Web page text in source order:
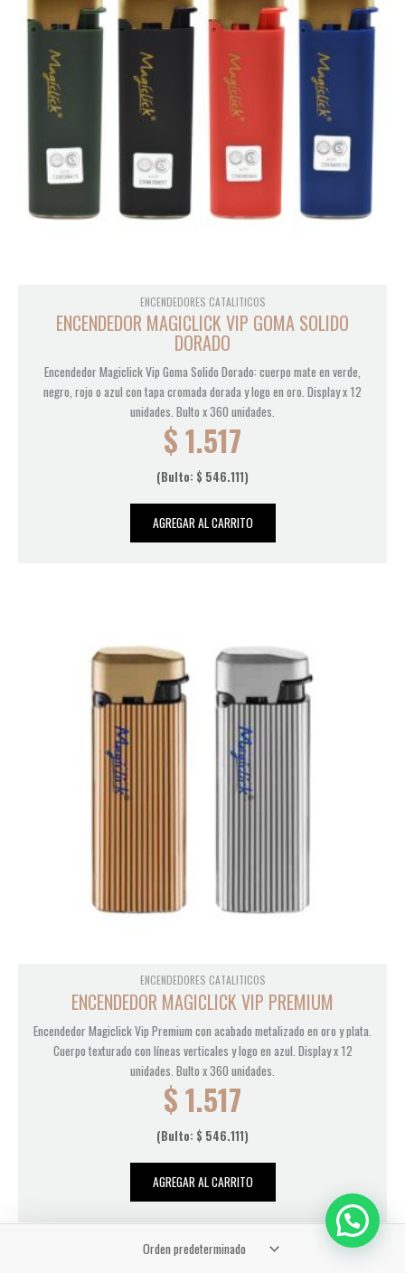
ENCENDEDORES CATALITICOS
ENCENDEDOR MAGICLICK VIP GOMA SOLIDO
DORADO
Encendedor Magiclick Vip Goma Solido Dorado: cuerpo mate en verde,
negro, rojo o azul con tapa cromada dorada y logo en oro. Display x 12
unidades. Bulto x 360 unidades.
$1.517
(Bulto: $ 546.111)
AGREGAR AL CARRITO
ENCENDEDORES CATALITICOS
ENCENDEDOR MAGICLICK VIP PREMIUM
Encendedor Magiclick Vip Premium con acabado metalizado en oro y plata.
Cuerpo texturado con líneas verticales y logo en azul. Display x 12
unidades. Bulto x 360 unidades.
$1.517
(Bulto: $ 546.111)
AGREGAR AL CARRITO